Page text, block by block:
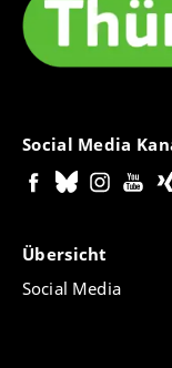
Social Media
Übersicht
Social Media